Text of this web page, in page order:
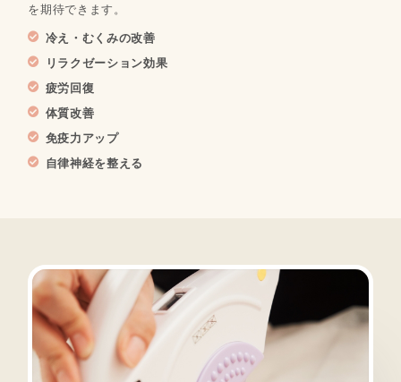
を期待できます。
冷え・むくみの改善
リラクゼーション効果
疲労回復
体質改善
免疫力アップ
自律神経を整える